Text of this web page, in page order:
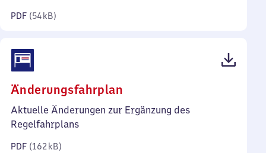
PDF (54 kB)
Änderungsfahrplan
162
Aktuelle Änderungen zur Ergänzung des
Regelfahrplans
PDF (162 kB)